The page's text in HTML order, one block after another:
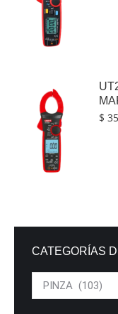
$
CATEGORÍAS